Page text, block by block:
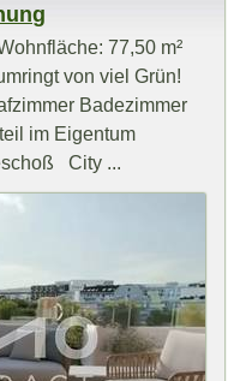
77,50 m²
von viel Grün!
Badezimmer
im Eigentum
City ...